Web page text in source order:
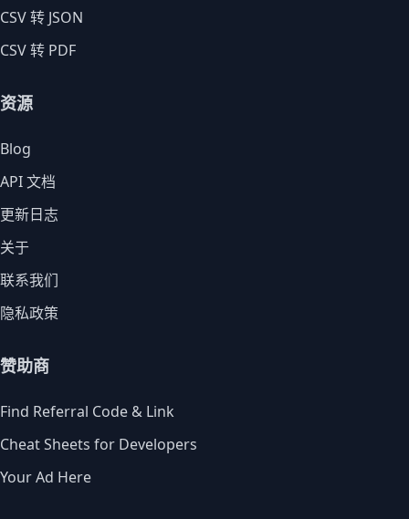
CSV 转 JSON
CSV 转 PDF
资源
Blog
API 文档
更新日志
关于
联系我们
隐私政策
赞助商
Find Referral Code & Link
Cheat Sheets for Developers
Your Ad Here